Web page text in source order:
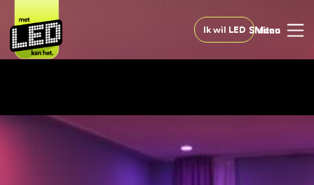
Ik wil LED Sluiten
Menu